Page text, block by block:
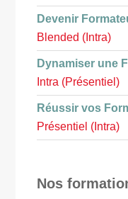
Devenir
Blended (Intra)
Dynamiser une
Intra (Présentiel)
Réussir vos
Présentiel (Intra)
Nos